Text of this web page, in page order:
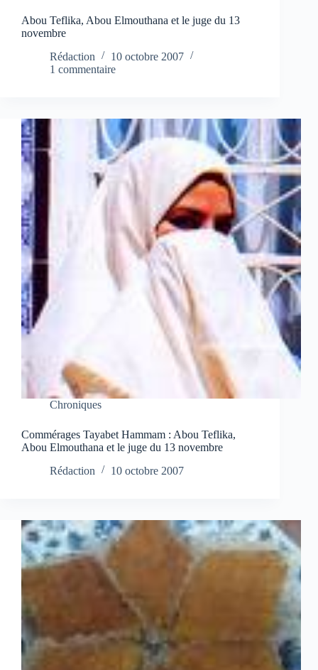
Abou Teflika, Abou Elmouthana et le juge du 13
novembre
Rédaction
10 octobre 2007
1 commentaire
Chroniques
Commérages Tayabet Hammam : Abou Teflika,
Abou Elmouthana et le juge du 13 novembre
Rédaction
10 octobre 2007